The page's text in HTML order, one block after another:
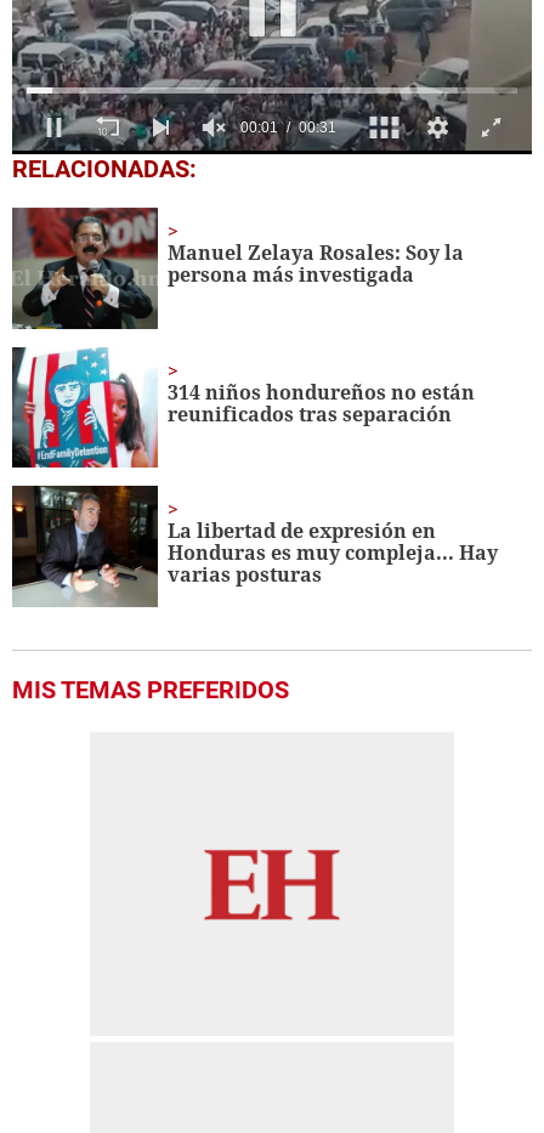
0
seconds
seconds
RELACIONADAS:
Manuel Zelaya Rosales: Soy la
persona más investigada
314 niños hondureños no están
reunificados tras separación
La libertad de expresión en
Honduras es muy compleja... Hay
varias posturas
MIS TEMAS PREFERIDOS